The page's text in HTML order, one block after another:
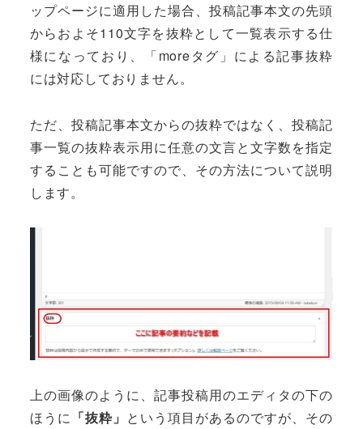
ップページに適用した場合、投稿記事本文の先頭
からおよそ110文字を抜粋として一覧表示する仕
様になっており、「moreタグ」による記事抜粋
には対応しておりません。
ただ、投稿記事本文からの抜粋ではなく、投稿記
事一覧の抜粋表示用に任意の文言と文字数を指定
することも可能ですので、その方法について説明
します。
上の画像のように、記事投稿用のエディタの下の
ほうに 「抜粋」 という項目があるのですが、その